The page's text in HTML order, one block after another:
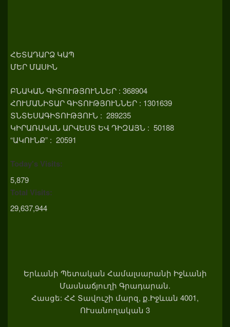
ՀԵՏԱԴԱՐՁ ԿԱՊ
ՄԵՐ ՄԱՍԻՆ
ԲՆԱԿԱՆ ԳԻՏՈՒԹՅՈՒՆՆԵՐ : 368904
ՀՈՒՄԱՆԻՏԱՐ ԳԻՏՈՒԹՅՈՒՆՆԵՐ : 1301639
ՏՆՏԵՍԱԳԻՏՈՒԹՅՈՒՆ : 289235
ԿԻՐԱՌԱԿԱՆ ԱՐՎԵՍՏ ԵՎ ԴԻԶԱՅՆ : 50188
“ԱԿՈՒՆՔ” : 20591
Today's Visits:
5,879
Total Visits:
29,637,944
Երևանի Պետական Համալսարանի Իջևանի
Մասնաճյուղի Գրադարան.
Հասցե: ՀՀ Տավուշի մարզ, ք.Իջևան 4001,
ՈՒսանողական 3